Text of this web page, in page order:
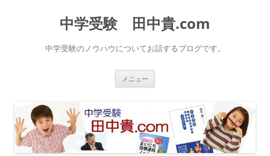
中学受験 田中貴.com
中学受験のノウハウについてお話するブログです。
メニュー
ス
キ
ッ
プ